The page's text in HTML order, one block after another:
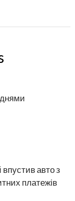
авто з
платежів